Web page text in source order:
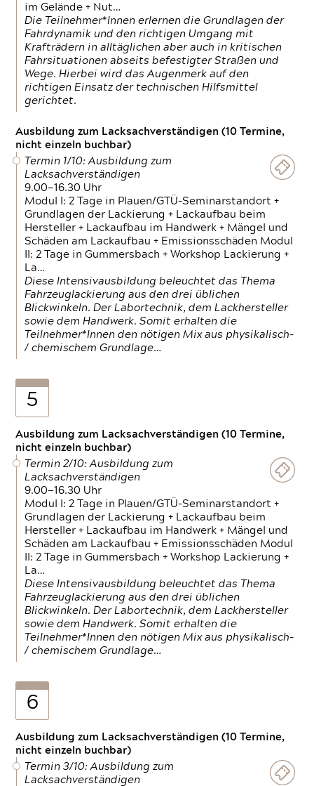
im Gelände + Nut…
Die Teilnehmer*Innen erlernen die Grundlagen der
Fahrdynamik und den richtigen Umgang mit
Krafträdern in alltäglichen aber auch in kritischen
Fahrsituationen abseits befestigter Straßen und
Wege. Hierbei wird das Augenmerk auf den
richtigen Einsatz der technischen Hilfsmittel
gerichtet.
Ausbildung zum Lacksachverständigen (10 Termine,
nicht einzeln buchbar)
Termin 1/10: Ausbildung zum
Lacksachverständigen
9.00—16.30 Uhr
Modul I: 2 Tage in Plauen/GTÜ-Seminarstandort +
Grundlagen der Lackierung + Lackaufbau beim
Hersteller + Lackaufbau im Handwerk + Mängel und
Schäden am Lackaufbau + Emissionsschäden Modul
II: 2 Tage in Gummersbach + Workshop Lackierung +
La…
Diese Intensivausbildung beleuchtet das Thema
Fahrzeuglackierung aus den drei üblichen
Blickwinkeln. Der Labortechnik, dem Lackhersteller
sowie dem Handwerk. Somit erhalten die
Teilnehmer*Innen den nötigen Mix aus physikalisch-
/ chemischem Grundlage…
5
Ausbildung zum Lacksachverständigen (10 Termine,
nicht einzeln buchbar)
Termin 2/10: Ausbildung zum
Lacksachverständigen
9.00—16.30 Uhr
Modul I: 2 Tage in Plauen/GTÜ-Seminarstandort +
Grundlagen der Lackierung + Lackaufbau beim
Hersteller + Lackaufbau im Handwerk + Mängel und
Schäden am Lackaufbau + Emissionsschäden Modul
II: 2 Tage in Gummersbach + Workshop Lackierung +
La…
Diese Intensivausbildung beleuchtet das Thema
Fahrzeuglackierung aus den drei üblichen
Blickwinkeln. Der Labortechnik, dem Lackhersteller
sowie dem Handwerk. Somit erhalten die
Teilnehmer*Innen den nötigen Mix aus physikalisch-
/ chemischem Grundlage…
6
Ausbildung zum Lacksachverständigen (10 Termine,
nicht einzeln buchbar)
Termin 3/10: Ausbildung zum
Lacksachverständigen